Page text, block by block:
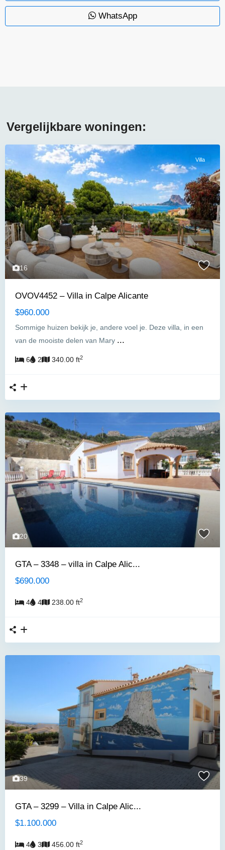
WhatsApp
Vergelijkbare woningen:
16
Villa
OVOV4452 – Villa in Calpe Alicante
$960.000
Sommige huizen bekijk je, andere voel je. Deze villa, in een
van de mooiste delen van Mary ...
6 2 340.00 ft2
20
Villa
GTA – 3348 – villa in Calpe Alic...
$690.000
4 4 238.00 ft2
39
Villa
GTA – 3299 – Villa in Calpe Alic...
$1.100.000
4 3 456.00 ft2